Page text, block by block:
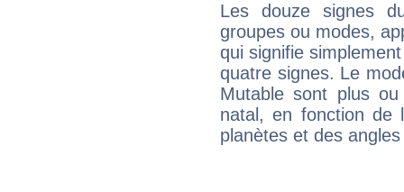
Les douze signes
groupes ou modes,
qui signifie
quatre signes. Le
Mutable sont plus
natal, en fonction de
planètes et des